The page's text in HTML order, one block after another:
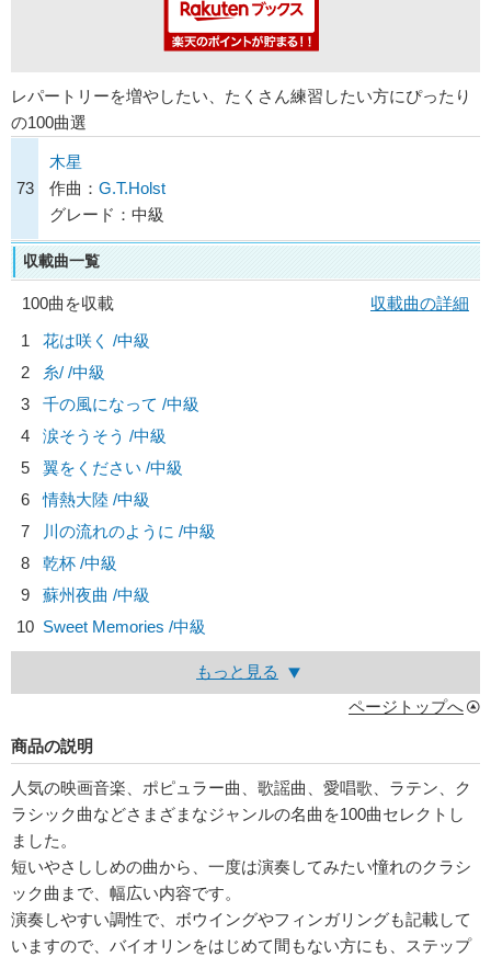
レパートリーを増やしたい、たくさん練習したい方にぴったり
の100曲選
73
木星
作曲： G.T.Holst
グレード：中級
収載曲一覧
100曲を収載
収載曲の詳細
1
花は咲く /中級
2
糸/ /中級
3
千の風になって /中級
4
涙そうそう /中級
5
翼をください /中級
6
情熱大陸 /中級
7
川の流れのように /中級
8
乾杯 /中級
9
蘇州夜曲 /中級
10 Sweet Memories /中級
もっと見る
ページトップへ
商品の説明
人気の映画音楽、ポピュラー曲、歌謡曲、愛唱歌、ラテン、ク
ラシック曲などさまざまなジャンルの名曲を100曲セレクトし
ました。
短いやさししめの曲から、一度は演奏してみたい憧れのクラシ
ック曲まで、幅広い内容です。
演奏しやすい調性で、ボウイングやフィンガリングも記載して
いますので、バイオリンをはじめて間もない方にも、ステップ